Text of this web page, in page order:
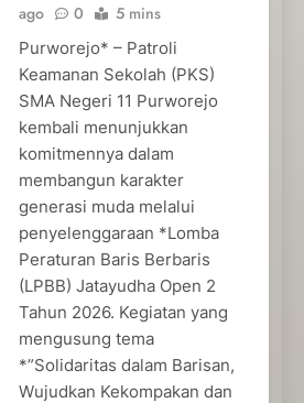
ago
0 5 mins
Purworejo* – Patroli
Keamanan Sekolah (PKS)
SMA Negeri 11 Purworejo
kembali menunjukkan
komitmennya dalam
membangun karakter
generasi muda melalui
penyelenggaraan *Lomba
Peraturan Baris Berbaris
(LPBB) Jatayudha Open 2
Tahun 2026. Kegiatan yang
mengusung tema
*”Solidaritas dalam Barisan,
Wujudkan Kekompakan dan